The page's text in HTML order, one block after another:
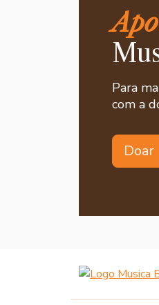
Para
com a
Doar